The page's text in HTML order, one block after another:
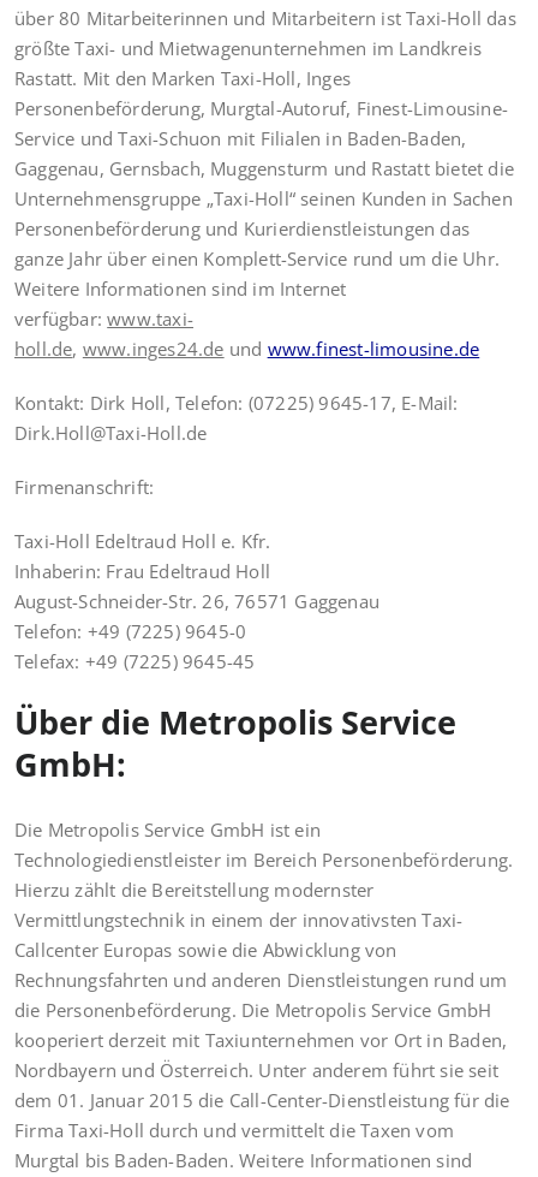
über 80 Mitarbeiterinnen und Mitarbeitern ist Taxi-Holl das
größte Taxi- und Mietwagenunternehmen im Landkreis
Rastatt. Mit den Marken Taxi-Holl, Inges
Personenbeförderung, Murgtal-Autoruf, Finest-Limousine-
Service und Taxi-Schuon mit Filialen in Baden-Baden,
Gaggenau, Gernsbach, Muggensturm und Rastatt bietet die
Unternehmensgruppe „Taxi-Holl“ seinen Kunden in Sachen
Personenbeförderung und Kurierdienstleistungen das
ganze Jahr über einen Komplett-Service rund um die Uhr.
Weitere Informationen sind im Internet
verfügbar:www.taxi-
holl.de, www.inges24.de und www.finest-limousine.de
Kontakt: Dirk Holl, Telefon: (07225) 9645-17, E-Mail:
Dirk.Holl@Taxi-Holl.de
Firmenanschrift:
Taxi-Holl Edeltraud Holl e. Kfr.
Inhaberin: Frau Edeltraud Holl
August-Schneider-Str. 26, 76571 Gaggenau
Telefon: +49 (7225) 9645-0
Telefax: +49 (7225) 9645-45
Über die Metropolis Service
GmbH:
Die Metropolis Service GmbH ist ein
Technologiedienstleister im Bereich Personenbeförderung.
Hierzu zählt die Bereitstellung modernster
Vermittlungstechnik in einem der innovativsten Taxi-
Callcenter Europas sowie die Abwicklung von
Rechnungsfahrten und anderen Dienstleistungen rund um
die Personenbeförderung. Die Metropolis Service GmbH
kooperiert derzeit mit Taxiunternehmen vor Ort in Baden,
Nordbayern und Österreich. Unter anderem führt sie seit
dem 01. Januar 2015 die Call-Center-Dienstleistung für die
Firma Taxi-Holl durch und vermittelt die Taxen vom
Murgtal bis Baden-Baden. Weitere Informationen sind